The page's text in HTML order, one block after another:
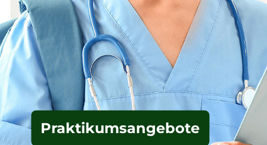
Praktikumsangebote